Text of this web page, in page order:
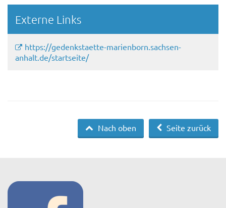
Externe Links
https://gedenkstaette-marienborn.sachsen-
anhalt.de/startseite/
Seite zurück
Nach oben